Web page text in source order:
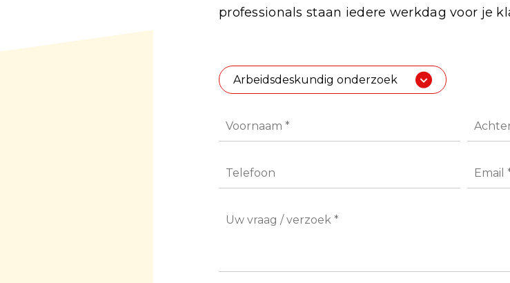
professionals staan iedere werkdag voor je